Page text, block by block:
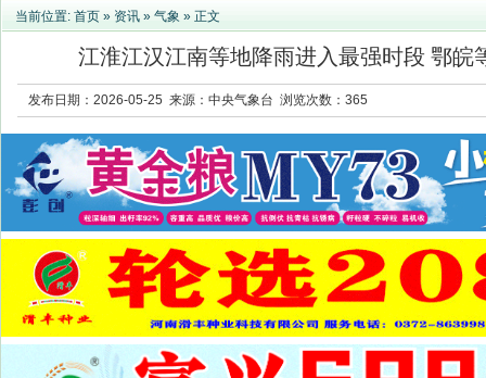
当前位置: 首页 » 资讯 » 气象 » 正文
江淮江汉江南等地降雨进入最强时段 鄂皖
发布日期：2026-05-25 来源：中央气象台 浏览次数： 365